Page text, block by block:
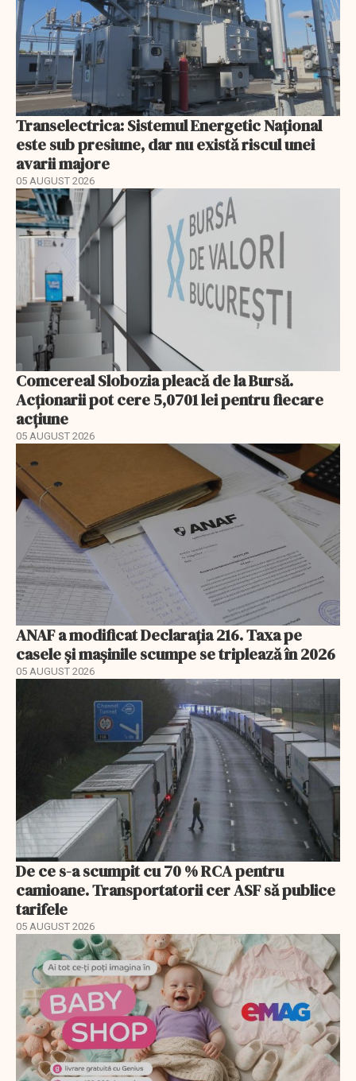
Transelectrica: Sistemul Energetic Național
este sub presiune, dar nu există riscul unei
avarii majore
05 AUGUST 2026
Comcereal Slobozia pleacă de la Bursă.
Acționarii pot cere 5,0701 lei pentru fiecare
acțiune
05 AUGUST 2026
ANAF a modificat Declarația 216. Taxa pe
casele și mașinile scumpe se triplează în 2026
05 AUGUST 2026
De ce s-a scumpit cu 70 % RCA pentru
camioane. Transportatorii cer ASF să publice
tarifele
05 AUGUST 2026